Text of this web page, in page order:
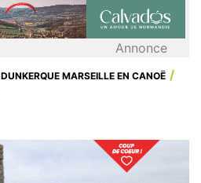
Annonce
DUNKERQUE MARSEILLE EN CANOË